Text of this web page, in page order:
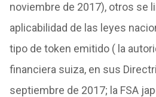
noviembre de 2017), otros se
aplicabilidad de las leyes
tipo de token emitido ( la
financiera suiza, en sus
septiembre de 2017; la FSA